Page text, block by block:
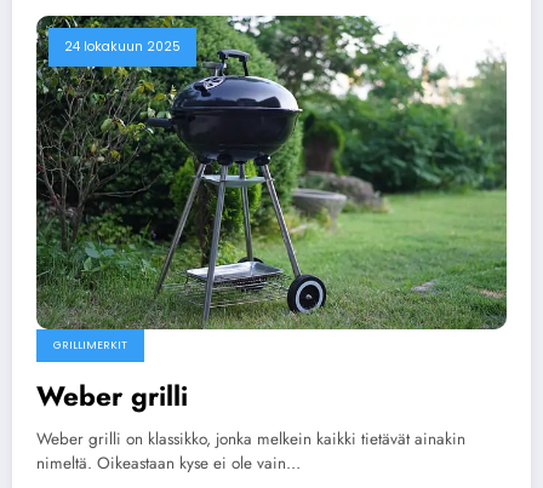
24 lokakuun 2025
GRILLIMERKIT
Weber grilli
Weber grilli on klassikko, jonka melkein kaikki tietävät ainakin
nimeltä. Oikeastaan kyse ei ole vain…